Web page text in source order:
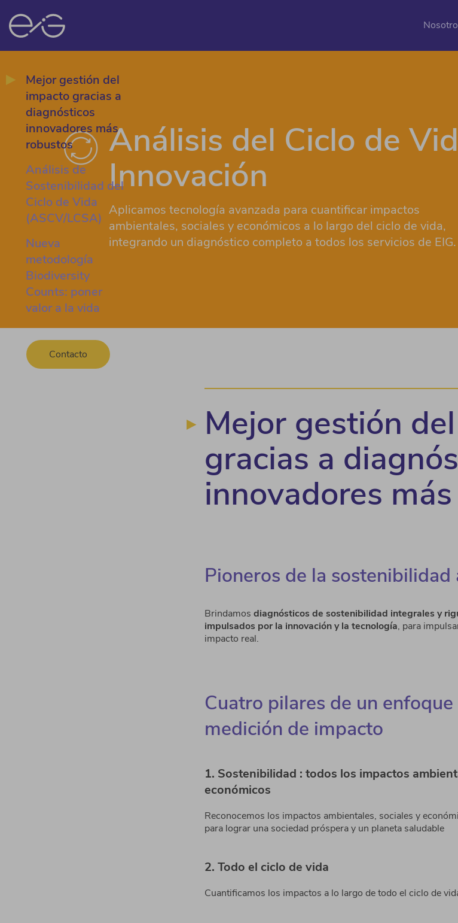
Mejor gestión del
impacto gracias a
diagnósticos
innovadores más
robustos
Análisis de
Sostenibilidad del
Ciclo de Vida
(ASCV/LCSA)
Nueva
metodología
Biodiversity
Counts: poner
valor a la vida
Contacto
Análisis del Ciclo de
Innovación
Aplicamos tecnología avanzada para cuantificar impactos
ambientales, sociales y económicos a lo largo del ciclo de vida,
integrando un diagnóstico completo a todos los servicios de EIG.
Mejor gestión
gracias a
innovadores
Pioneros de la sostenibilidad
Brindamos diagnósticos de sostenibilidad integrales y
impulsados por la innovación y la tecnología, para
impacto real.
Cuatro pilares de un
medición de impacto
1. Sostenibilidad : todos los impactos
económicos
Reconocemos los impactos ambientales, sociales y
para lograr una sociedad próspera y un planeta saludable
2. Todo el ciclo de vida
Cuantificamos los impactos a lo largo de todo el ciclo de